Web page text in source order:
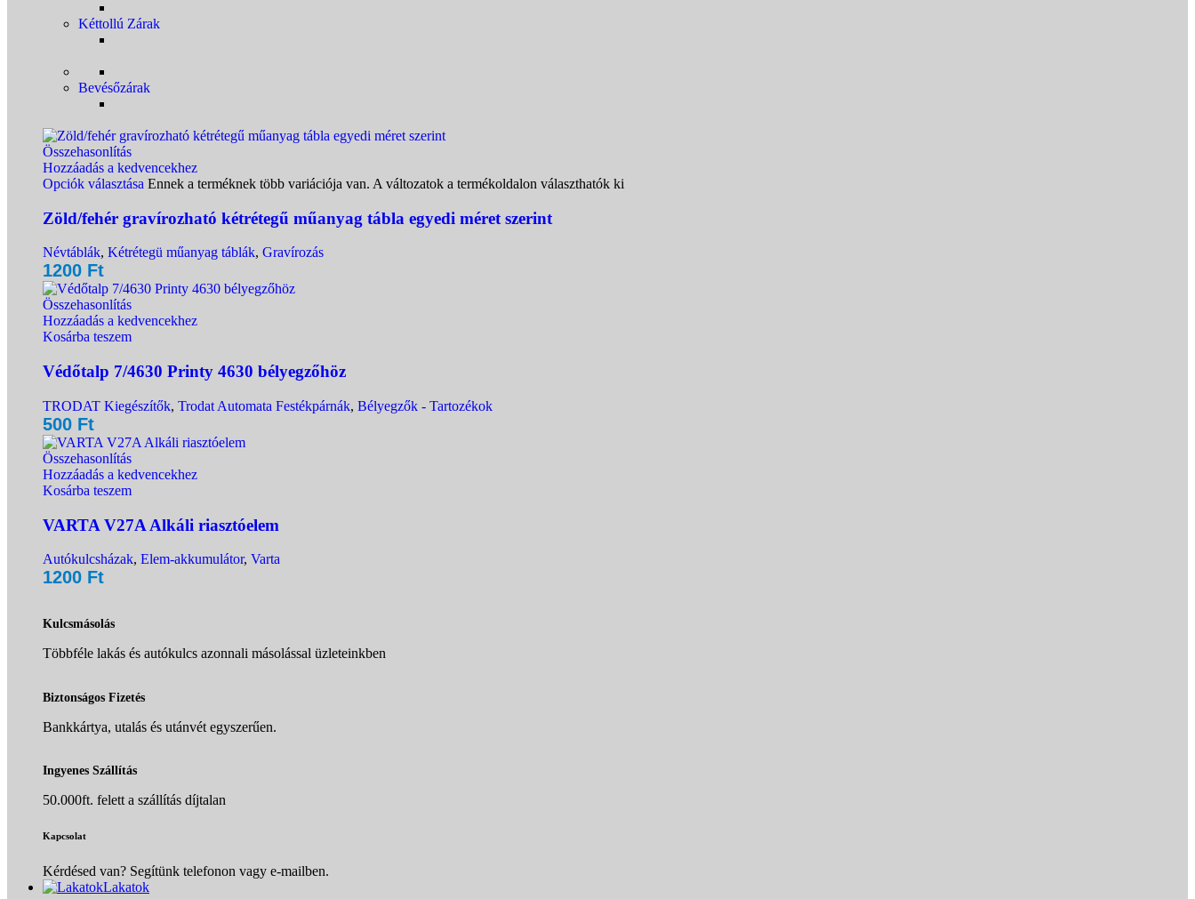
Kéttollú Zárak
Bevésőzárak
Összehasonlítás
Hozzáadás a kedvencekhez
Opciók választása Ennek a terméknek több variációja van. A változatok a termékoldalon választhatók ki
Zöld/fehér gravírozható kétrétegű műanyag tábla egyedi méret szerint
Névtáblák, Kétrétegü műanyag táblák, Gravírozás
1200 Ft
Összehasonlítás
Hozzáadás a kedvencekhez
Kosárba teszem
Védőtalp 7/4630 Printy 4630 bélyegzőhöz
TRODAT Kiegészítők, Trodat Automata Festékpárnák, Bélyegzők - Tartozékok
500 Ft
Összehasonlítás
Hozzáadás a kedvencekhez
Kosárba teszem
VARTA V27A Alkáli riasztóelem
Autókulcsházak, Elem-akkumulátor, Varta
1200 Ft
Kulcsmásolás
Többféle lakás és autókulcs azonnali másolással üzleteinkben
Biztonságos Fizetés
Bankkártya, utalás és utánvét egyszerűen.
Ingyenes Szállítás
50.000ft. felett a szállítás díjtalan
Kapcsolat
Kérdésed van? Segítünk telefonon vagy e-mailben.
Lakatok